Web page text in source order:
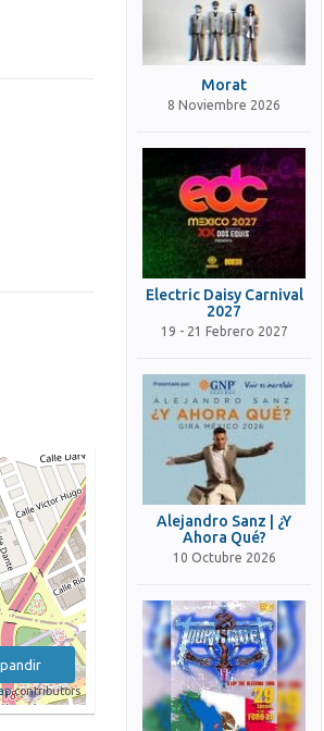
contributors
Morat
8 Noviembre 2026
Electric Daisy Carnival
2027
19 - 21 Febrero 2027
Alejandro Sanz | ¿Y
Ahora Qué?
10 Octubre 2026